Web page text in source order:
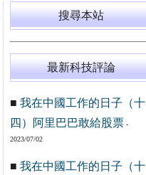
搜尋本站
最新科技評論
■ 我在中國工作的日子（十
四）阿里巴巴敢給股票-
2023/07/02
■ 我在中國工作的日子（十